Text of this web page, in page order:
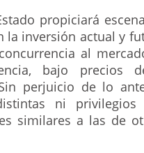
propiciará
la inversión actual y
al
bajo precios
perjuicio de lo
ni
similares a las de